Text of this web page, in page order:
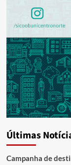
Últimas
Campanha de